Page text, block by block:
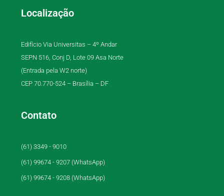
Localização
Edifício Via Universitas – 4º Andar
SEPN 516, Conj D, Lote 09 Asa Norte
(Entrada pela W2 norte)
CEP 70.770-524 – Brasília – DF
Contato
(61) 3349 - 9010
(61) 99674 - 9207 (WhatsApp)
(61) 99674 - 9208 (WhatsApp)